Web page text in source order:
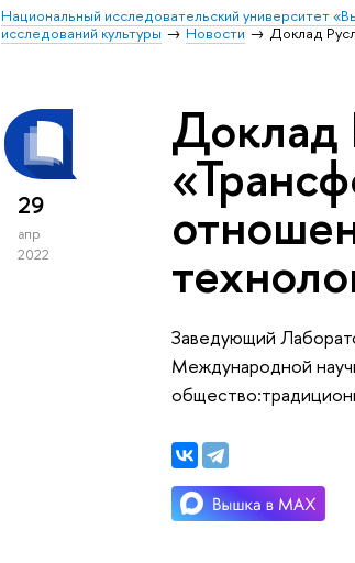
Национальный исследовательский университет
исследований культуры
Новости Доклад
29
апр
2022
Доклад
Заведующий
Международной